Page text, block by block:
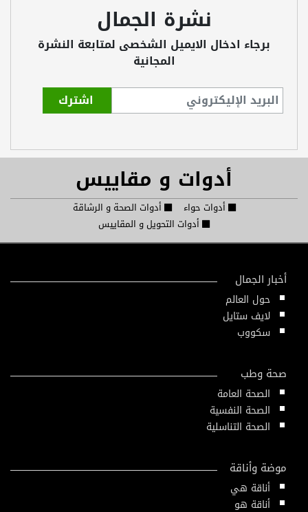
نشرة الجمال
برجاء ادخال الايميل الشخصى لمتابعة النشرة
المجانية
أدوات و مقاييس
أدوات حواء
أدوات الصحة و الرشاقة
أدوات التحويل و المقاييس
أخبار الجمال
حول العالم
لايف ستايل
سكووب
صحة وطب
الصحة العامة
الصحة النفسية
الصحة التناسلية
موضة وأناقة
أناقة هي
أناقة هو